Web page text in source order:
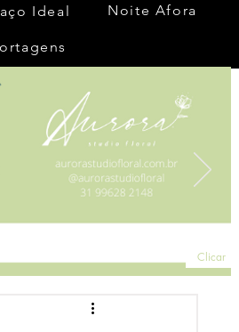
Ideal Noite Afora
Clicar